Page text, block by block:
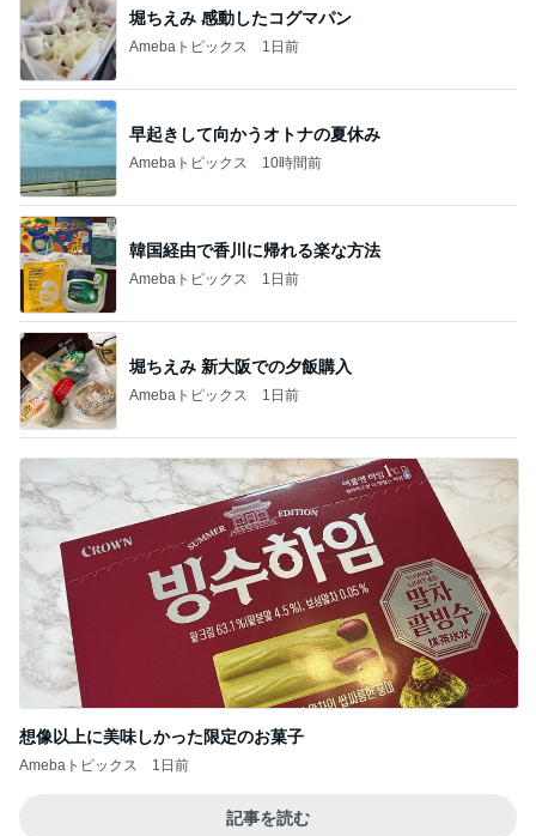
堀ちえみ 感動したコグマパン
Amebaトピックス 1日前
早起きして向かうオトナの夏休み
Amebaトピックス 10時間前
韓国経由で香川に帰れる楽な方法
Amebaトピックス 1日前
堀ちえみ 新大阪での夕飯購入
Amebaトピックス 1日前
想像以上に美味しかった限定のお菓子
Amebaトピックス 1日前
記事を読む